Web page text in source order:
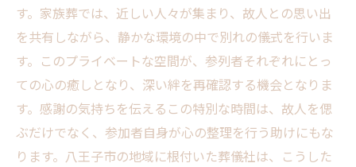
す。家族葬では、近しい人々が集まり、故人との思い出
を共有しながら、静かな環境の中で別れの儀式を行いま
す。このプライベートな空間が、参列者それぞれにとっ
ての心の癒しとなり、深い絆を再確認する機会となりま
す。感謝の気持ちを伝えるこの特別な時間は、故人を偲
ぶだけでなく、参加者自身が心の整理を行う助けにもな
ります。八王子市の地域に根付いた葬儀社は、こうした